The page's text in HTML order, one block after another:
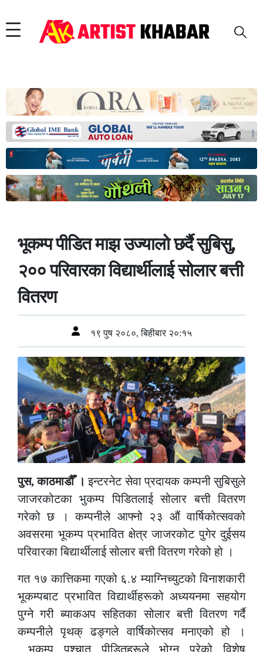
भूकम्प पीडित माझ उज्यालो छर्दै सुबिसु,
२०० परिवारका विद्यार्थीलाई सोलार बत्ती
वितरण
१९ पुष २०८०, बिहीबार २०:१५
पुस, काठमाडौँ । इन्टरनेट सेवा प्रदायक कम्पनी सुबिसुले
जाजरकोटका भुकम्प पिडितलाई सोलार बत्ती वितरण
गरेको छ । कम्पनीले आफ्नो २३ औं वार्षिकोत्सवको
अवसरमा भूकम्प प्रभावित क्षेत्र जाजरकोट पुगेर दुईसय
परिवारका बिद्यार्थीलाई सोलार बत्ती वितरण गरेको हो ।
गत १७ कात्तिकमा गएको ६.४ म्याग्निच्युटको विनाशकारी
भूकम्पबाट प्रभावित विद्यार्थीहरूको अध्ययनमा सहयोग
पुग्ने गरी ब्याकअप सहितका सोलार बत्ती वितरण गर्दै
कम्पनीले पृथक् ढङ्गले वार्षिकोत्सव मनाएको हो ।
भूकम्प पश्चात पीडितहरूले भोग्नु परेको विशेष